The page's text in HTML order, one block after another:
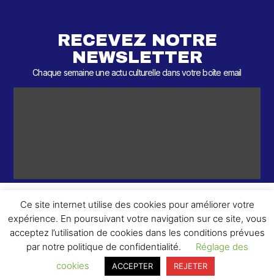
RECEVEZ NOTRE
NEWSLETTER
Chaque semaine une actu culturelle dans votre boîte email
© 2026 – 2 ème Round – Tous droits réservés.
Ce site internet utilise des cookies pour améliorer votre
expérience. En poursuivant votre navigation sur ce site, vous
acceptez l’utilisation de cookies dans les conditions prévues
par notre politique de confidentialité.
Réglage des
cookies
ACCEPTER REJETER